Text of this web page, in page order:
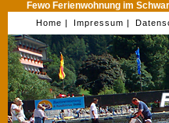
Fewo Ferienwohnung im
Home | Impressum |